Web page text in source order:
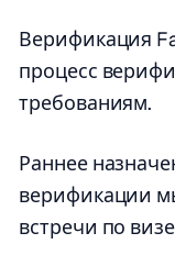
Верификация
процесс
требованиям.
Раннее
верификации
встречи по